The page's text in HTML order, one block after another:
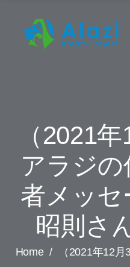
（2021
アラジの
者メッセ
昭則さ
Home /
（2021年12